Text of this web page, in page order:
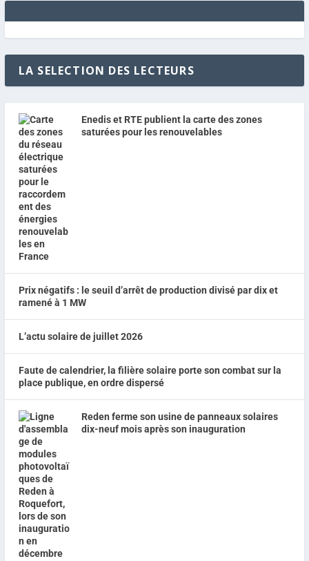
LA SELECTION DES LECTEURS
Enedis et RTE publient la carte des zones
saturées pour les renouvelables
Prix négatifs : le seuil d’arrêt de production divisé par dix et
ramené à 1 MW
L’actu solaire de juillet 2026
Faute de calendrier, la filière solaire porte son combat sur la
place publique, en ordre dispersé
Reden ferme son usine de panneaux solaires
dix-neuf mois après son inauguration